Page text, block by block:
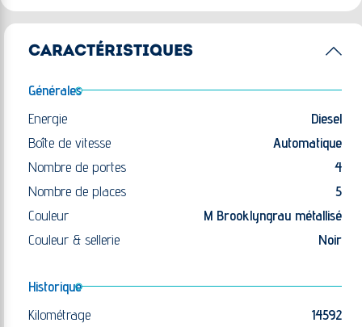
CARACTÉRISTIQUES
Générales
Energie
Diesel
Boîte de vitesse
Automatique
Nombre de portes
4
Nombre de places
5
Couleur
M Brooklyngrau métallisé
Couleur & sellerie
Noir
Historique
Kilométrage
14592